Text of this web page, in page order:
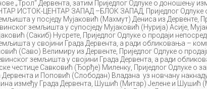
„Трол“ Дервента, затим Приједлог Одлуке о доношењу
ИСТОК-ЦЕНТАР ЗАПАД –БЛОК ЗАПАД, Приједлог Одлуке
у посједу Мујаковић (Махмут) Дениса из Дервенте,
земљишта у супосједу Мујаковић (Нурија) Асије,
(Сакиб) Нусрете, Приједлог Одлуке о продаји
у својини Града Дервента, а ради обликовања –
(Саво) Велимиру из Дервенте, Приједлог Одлуке о
земљишта у својини Града Дервента, а ради
честице Савковић (Ђорђе) Миленку, Приједлог Одлуке о
Дервента и Поповић (Слободан) Владана уз новчану
између Града Дервента, Шушић (Митар) Јелене и Шушић